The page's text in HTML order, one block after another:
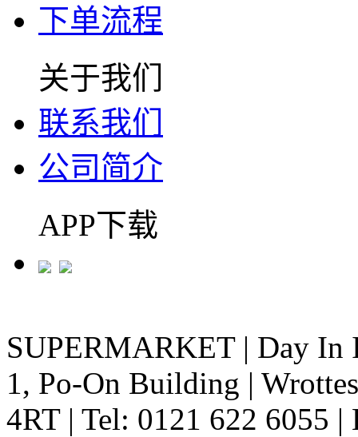
下单流程
关于我们
联系我们
公司简介
APP下载
SUPERMARKET | Day In
1, Po-On Building |
4RT | Tel: 0121 622 6055 |